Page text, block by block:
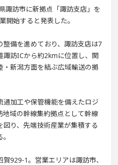
諏訪市に新拠点「諏訪支店」を
開始すると発表した。
備を進めており、諏訪支店は7
諏訪ICから約2kmに位置し、関
新潟方面を結ぶ広域輸送の拠
加工や保管機能を備えたロジ
域の幹線集約拠点として幹線
り、先端技術産業が集積する
929-1。営業エリアは諏訪市、